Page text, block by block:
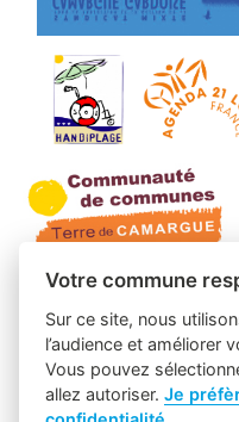
Votre commune
Sur ce site, nous
l’audience et améliorer
Vous pouvez
allez autoriser.Je